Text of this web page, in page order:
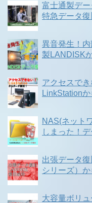
富士通製デ
特急データ復
異音発生！
製LANDISK
アクセスで
LinkStationか
NAS(ネット
しまった！
出張データ
シリーズ）
大容量ボリ